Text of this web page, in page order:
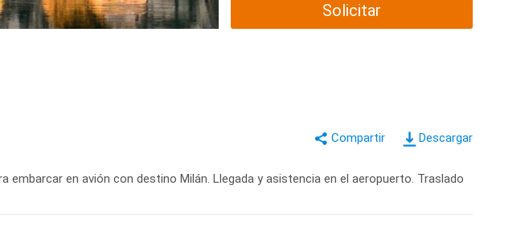
Solicitar
Descargar
embarcar en avión con destino Milán. Llegada y asistencia en el aeropuerto. Traslado